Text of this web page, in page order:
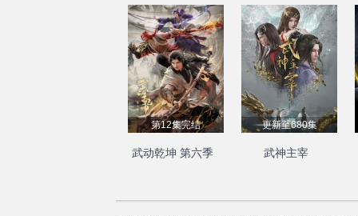
第12集完结
武动乾坤 第六季
更新至680集
武神主宰